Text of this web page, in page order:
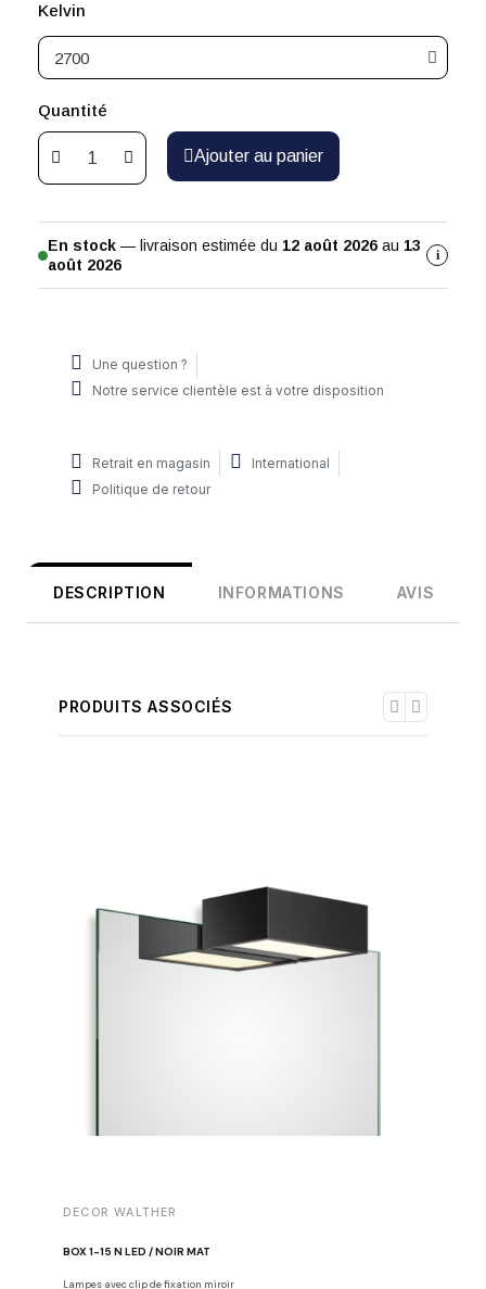
Kelvin
Quantité
Ajouter au panier
En stock — livraison estimée du 12 août 2026 au 13
août 2026
i
Une question ?
Notre service clientèle est à votre disposition
Retrait en magasin
International
Politique de retour
DESCRIPTION INFORMATIONS AVIS
PRODUITS ASSOCIÉS
DECOR WALTHER
BOX 1-15 N LED / NOIR MAT
Lampes avec clip de fixation miroir